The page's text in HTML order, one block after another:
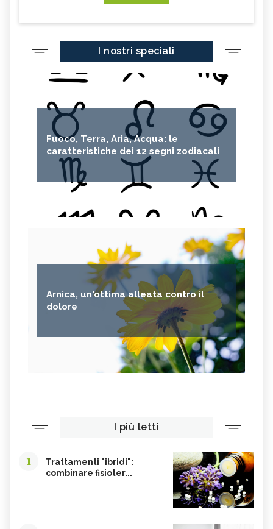
I nostri speciali
Fuoco, Terra, Aria, Acqua: le
caratteristiche dei 12 segni zodiacali
Arnica, un'ottima alleata contro il
dolore
I più letti
1
Trattamenti "ibridi":
combinare fisioter...